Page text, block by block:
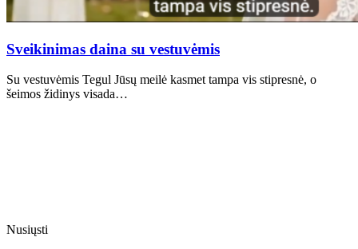
Sveikinimas daina su vestuvėmis
Su vestuvėmis Tegul Jūsų meilė kasmet tampa vis stipresnė, o
šeimos židinys visada…
Nusiųsti